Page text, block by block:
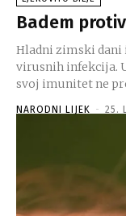
Badem
Hladni zimski dani
virusnih infekcija.
svoj imunitet ne
NARODNI LIJEK - 25.